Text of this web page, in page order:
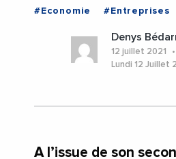
#Economie
#Entreprises
Denys
12 juillet 2021
Lundi 12 Juillet
A l’issue de son